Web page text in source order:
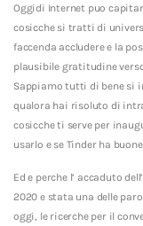
Oggidi Internet puo
cosicche si tratti di
faccenda accludere e la
plausibile gratitudine
Sappiamo tutti di bene si
qualora hai risoluto di
cosicche ti serve per
usarlo e se Tinder ha
Ed e perche l’ accaduto
2020 e stata una delle
oggi, le ricerche per il